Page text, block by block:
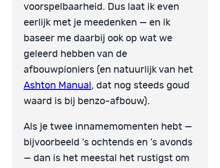
voorspelbaarheid. Dus laat ik even
eerlijk met je meedenken — en ik
baseer me daarbij ook op wat we
geleerd hebben van de
afbouwpioniers (en natuurlijk van het
Ashton Manual , dat nog steeds goud
waard is bij benzo-afbouw).
Als je twee innamemomenten hebt —
bijvoorbeeld ’s ochtends en ’s avonds
— dan is het meestal het rustigst om